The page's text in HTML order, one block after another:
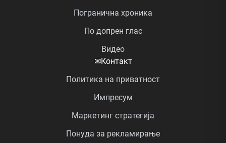
Погранична хроника
По допрен глас
Видео
✉Контакт
Политика на приватност
Импресум
Маркетинг стратегија
Понуда за рекламирање